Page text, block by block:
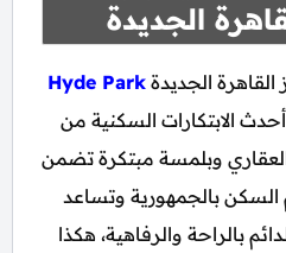
الجديدة
القاهرة الجديدة Hyde Park
أحدث الابتكارات السكنية من
وبلمسة مبتكرة تضمن
بالجمهورية وتساعد
بالراحة والرفاهية، هكذا